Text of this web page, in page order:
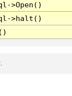
>Open()
>halt()